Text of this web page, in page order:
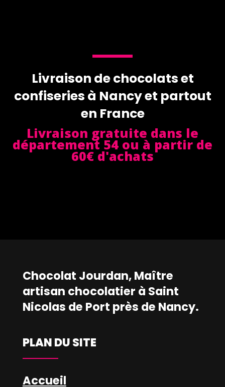
Livraison de chocolats et
confiseries à Nancy et partout
en France
Livraison gratuite dans le
département 54 ou à partir de
60€ d'achats
Chocolat Jourdan, Maître
artisan chocolatier à Saint
Nicolas de Port près de Nancy.
PLAN DU SITE
Accueil